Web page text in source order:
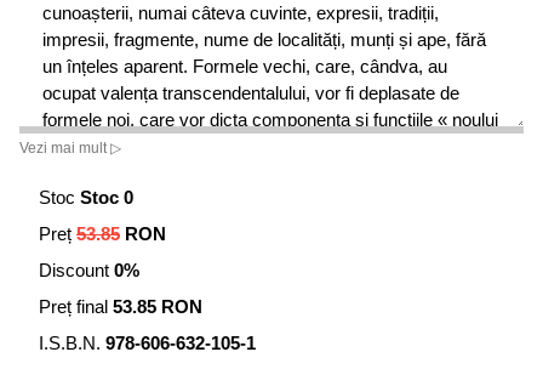
cunoașterii, numai câteva cuvinte, expresii, tradiții,
impresii, fragmente, nume de localități, munți și ape, fără
un înțeles aparent. Formele vechi, care, cândva, au
ocupat valența transcendentalului, vor fi deplasate de
formele noi, care vor dicta componența și funcțiile « noului
popor », așa cum s-a întâmplat cu noi.”
Dr. Napoleon Săvescu
Vezi mai mult ▷
Stoc Stoc 0
Preț 53.85 RON
Discount 0%
Preț final 53.85 RON
I.S.B.N. 978-606-632-105-1